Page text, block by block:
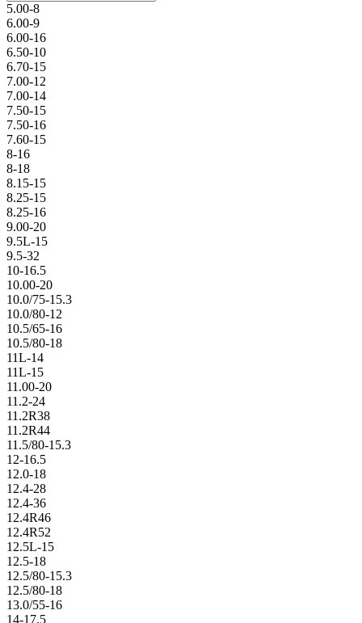
5.00-8
6.00-9
6.00-16
6.50-10
6.70-15
7.00-12
7.00-14
7.50-15
7.50-16
7.60-15
8-16
8-18
8.15-15
8.25-15
8.25-16
9.00-20
9.5L-15
9.5-32
10-16.5
10.00-20
10.0/75-15.3
10.0/80-12
10.5/65-16
10.5/80-18
11L-14
11L-15
11.00-20
11.2-24
11.2R38
11.2R44
11.5/80-15.3
12-16.5
12.0-18
12.4-28
12.4-36
12.4R46
12.4R52
12.5L-15
12.5-18
12.5/80-15.3
12.5/80-18
13.0/55-16
14-17.5